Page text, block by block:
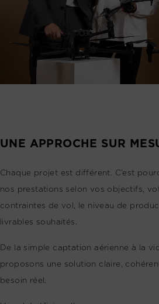
UNE APPROCHE SUR
Chaque projet est différent. C’est
nos prestations selon vos objectifs,
contraintes de vol, le niveau de
livrables souhaités.
De la simple captation aérienne à la
proposons une solution claire,
besoin réel.